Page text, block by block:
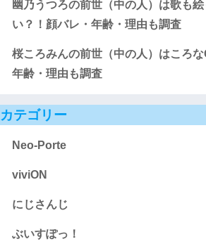
幽乃うつろの前世（中の人）は歌も
い？！顔バレ・年齢・理由も調査
桜ころみんの前世（中の人）はころな
年齢・理由も調査
カテゴリー
Neo-Porte
viviON
にじさんじ
ぶいすぽっ！